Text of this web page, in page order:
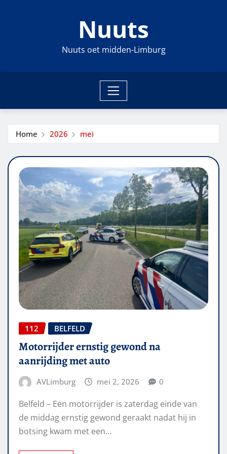
Nuuts
Nuuts oet midden-Limburg
Home 2026 mei
112 BELFELD
Motorrijder ernstig gewond na
aanrijding met auto
AVLimburg mei 2, 2026 0
Belfeld – Een motorrijder is zaterdag einde van
de middag ernstig gewond geraakt nadat hij in
botsing kwam met een…